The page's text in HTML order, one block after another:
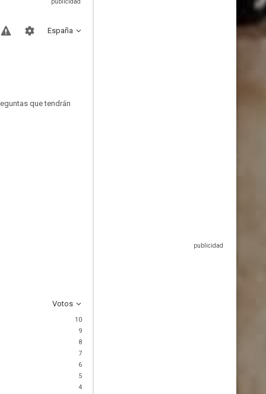
España
que tendrán
Votos
10
9
8
7
6
5
4